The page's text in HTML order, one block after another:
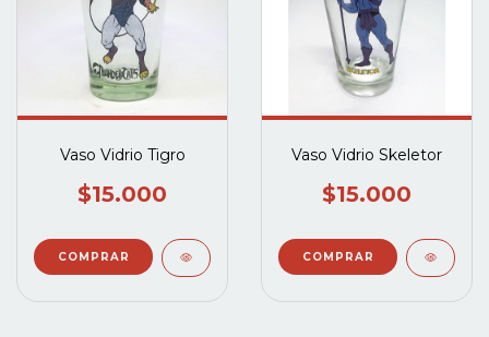
Vaso Vidrio Tigro
$15.000
Vaso Vidrio Skeletor
$15.000